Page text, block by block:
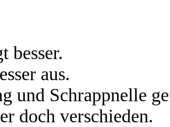
besser.
aus.
und Schrappnelle
doch verschieden.